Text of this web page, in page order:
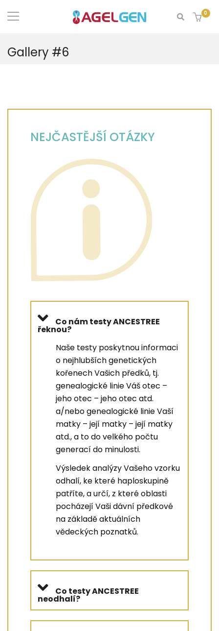
0
Gallery #6
NEJČASTĚJŠÍ OTÁZKY
Co nám testy ANCESTREE
řeknou?
Naše testy poskytnou informaci
o nejhlubších genetických
kořenech Vašich předků, tj.
genealogické linie Váš otec –
jeho otec – jeho otec atd.
a/nebo genealogické linie Vaší
matky – její matky – její matky
atd., a to do velkého počtu
generací do minulosti.
Výsledek analýzy Vašeho vzorku
odhalí, ke které haploskupině
patříte, a určí, z které oblasti
pocházejí Vaši dávní předkové
na základě aktuálních
vědeckých poznatků.
Co testy ANCESTREE
neodhalí?